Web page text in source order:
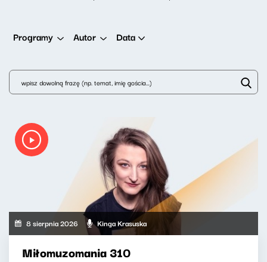
Programy Autor Data
8 sierpnia 2026 Kinga Krasuska
Miłomuzomania 310